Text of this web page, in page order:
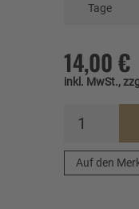
Tage
14,00 €
inkl. MwSt.,
Auf den